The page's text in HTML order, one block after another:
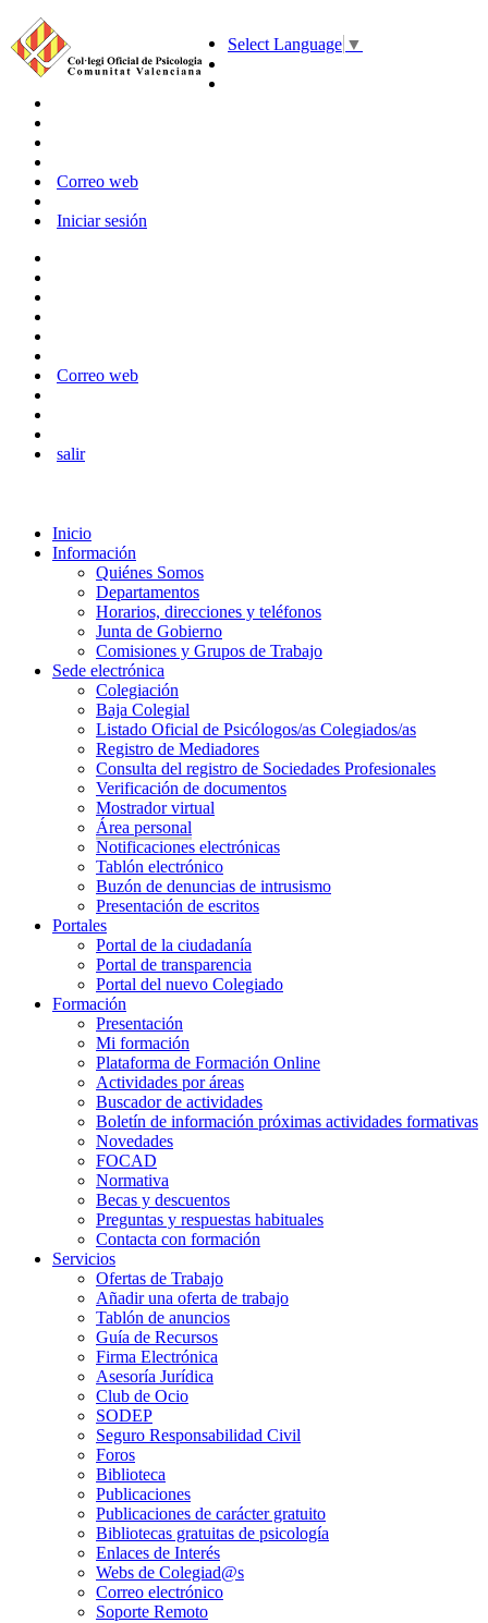
Select Language ▼
Correo web
Iniciar sesión
Correo web
salir
Inicio
Información
Quiénes Somos
Departamentos
Horarios, direcciones y teléfonos
Junta de Gobierno
Comisiones y Grupos de Trabajo
Sede electrónica
Colegiación
Baja Colegial
Listado Oficial de Psicólogos/as Colegiados/as
Registro de Mediadores
Consulta del registro de Sociedades Profesionales
Verificación de documentos
Mostrador virtual
Área personal
Notificaciones electrónicas
Tablón electrónico
Buzón de denuncias de intrusismo
Presentación de escritos
Portales
Portal de la ciudadanía
Portal de transparencia
Portal del nuevo Colegiado
Formación
Presentación
Mi formación
Plataforma de Formación Online
Actividades por áreas
Buscador de actividades
Boletín de información próximas actividades formativas
Novedades
FOCAD
Normativa
Becas y descuentos
Preguntas y respuestas habituales
Contacta con formación
Servicios
Ofertas de Trabajo
Añadir una oferta de trabajo
Tablón de anuncios
Guía de Recursos
Firma Electrónica
Asesoría Jurídica
Club de Ocio
SODEP
Seguro Responsabilidad Civil
Foros
Biblioteca
Publicaciones
Publicaciones de carácter gratuito
Bibliotecas gratuitas de psicología
Enlaces de Interés
Webs de Colegiad@s
Correo electrónico
Soporte Remoto